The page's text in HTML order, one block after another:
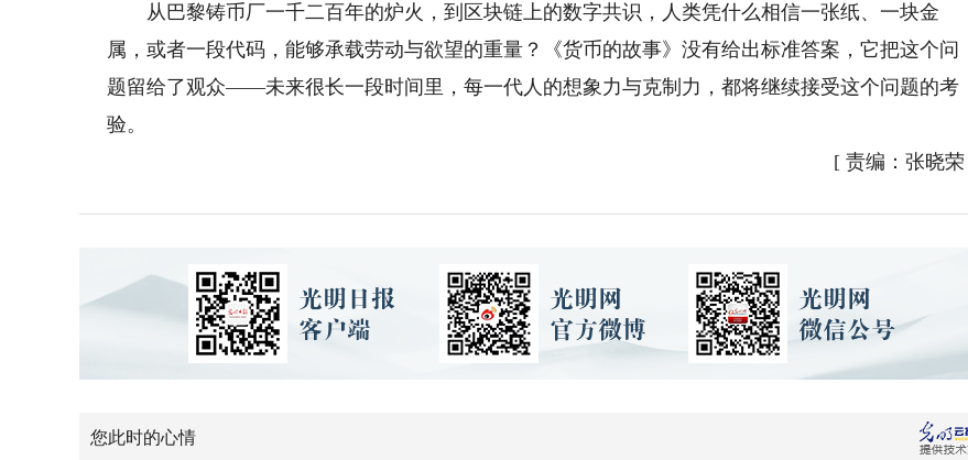
从巴黎铸币厂一千二百年的炉火，到区块链上的数字共识，人类凭什么相信一张纸、一块金
属，或者一段代码，能够承载劳动与欲望的重量？《货币的故事》没有给出标准答案，它把这个问
题留给了观众——未来很长一段时间里，每一代人的想象力与克制力，都将继续接受这个问题的考
验。
[ 责编：张晓荣
您此时的心情